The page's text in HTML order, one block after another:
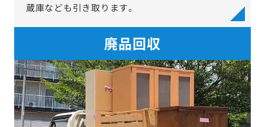
蔵庫なども引き取ります。
廃品回収